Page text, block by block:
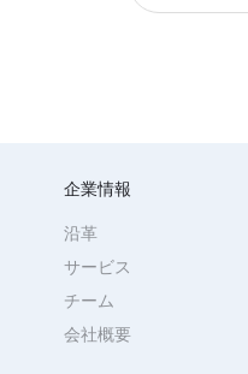
企業情報
会社概要
沿革
サービス
チーム